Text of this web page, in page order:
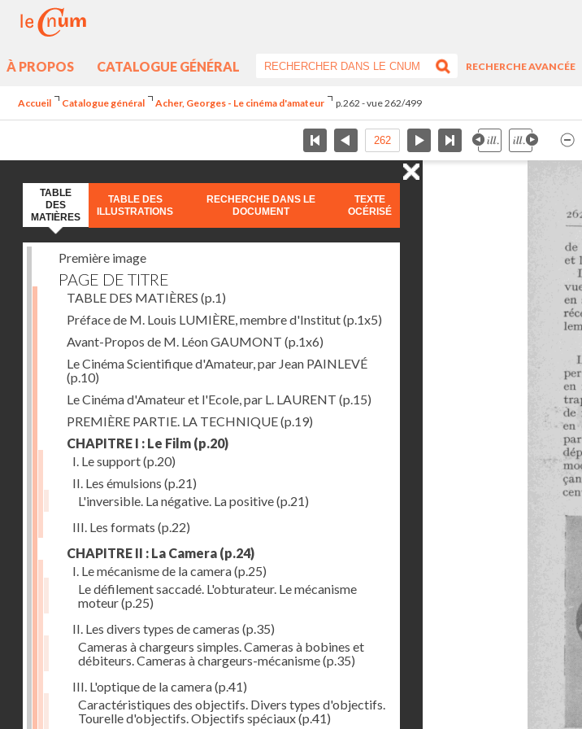
À PROPOS CATALOGUE GÉNÉRAL
RECHERCHE AVANCÉE
Accueil Catalogue général Acher, Georges - Le cinéma d'amateur p.262 - vue 262/499
TABLE
DES
MATIÈRES
TABLE DES
ILLUSTRATIONS
RECHERCHE DANS LE
DOCUMENT
TEXTE
OCÉRISÉ
Première image
PAGE DE TITRE
TABLE DES MATIÈRES (p.1)
Préface de M. Louis LUMIÈRE, membre d'Institut(p.1x5)
Avant-Propos de M. Léon GAUMONT (p.1x6)
Le Cinéma Scientifique d'Amateur, par Jean PAINLEVÉ
(p.10)
Le Cinéma d'Amateur et l'Ecole, par L. LAURENT (p.15)
PREMIÈRE PARTIE. LA TECHNIQUE(p.19)
CHAPITRE I : Le Film (p.20)
I. Le support(p.20)
II. Les émulsions (p.21)
L'inversible. La négative. La positive(p.21)
III. Les formats (p.22)
CHAPITRE II : La Camera (p.24)
I. Le mécanisme de la camera(p.25)
Le défilement saccadé. L'obturateur. Le mécanisme
moteur(p.25)
II. Les divers types de cameras (p.35)
Cameras à chargeurs simples. Cameras à bobines et
débiteurs. Cameras à chargeurs-mécanisme(p.35)
III. L'optique de la camera(p.41)
Caractéristiques des objectifs. Divers types d'objectifs.
Tourelle d'objectifs. Objectifs spéciaux(p.41)